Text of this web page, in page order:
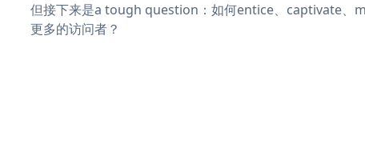
但接下来是a tough question：如何entice、captivate、
更多的访问者？